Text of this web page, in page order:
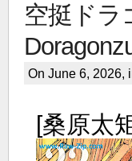
空挺ドラ
On June 6, 2026,
[桑原太